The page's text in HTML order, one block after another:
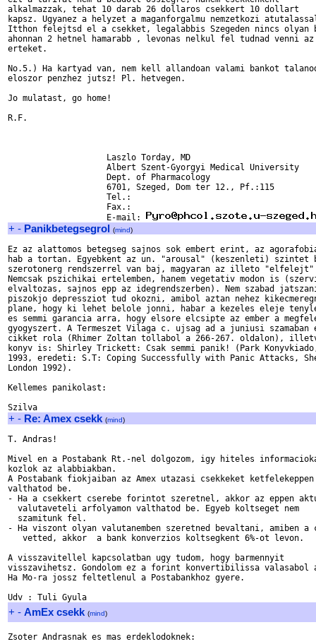
alkalmazzak, tehat 10 darab 26 dollaros csekkert 10 dollart
kapsz. Ugyanez a helyzet a maganforgalmu nemzetkozi
Itthon felejtsd el a csekket, legalabbis Szegeden nincs olyan
ahonnan 2 hetnel hamarabb , levonas nelkul fel tudnad venni
erteket.
No.5.) Ha kartyad van, nem kell allandoan valami bankot
eloszor penzhez jutsz! Pl. hetvegen.
Jo mulatast, go home!
R.F.
                    Laszlo Torday, MD
                    Albert Szent-Gyorgyi Medical University
                    Dept. of Pharmacology
                    6701, Szeged, Dom ter 12., Pf.:115
                    Tel.:
                    Fax.:
                    E-mail:
+ - Panikbetegsegrol (mind)
Ez az alattomos betegseg sajnos sok embert erint, az
hab a tortan. Egyebkent az un. "arousal" (keszenleti) szintet
szerotonerg rendszerrel van baj, magyaran az illeto
Nemcsak pszichikai ertelemben, hanem vegetativ modon is
elvaltozas, sajnos epp az idegrendszerben). Nem szabad
piszokjo depressziot tud okozni, amibol aztan nehez
plane, hogy ki lehet belole jonni, habar a kezeles eleje
es semmi garancia arra, hogy elsore elcsipte az ember a
gyogyszert. A Termeszet Vilaga c. ujsag ad a juniusi szamaban
cikket rola (Rhimer Zoltan tollabol a 266-267. oldalon),
konyv is: Shirley Trickett: Csak semmi panik! (Park
1993, eredeti: S.T: Coping Successfully with Panic Attacks,
London 1992).
Kellemes panikolast:
+ - Re: Amex csekk (mind)
T. Andras!
Mivel en a Postabank Rt.-nel dolgozom, igy hiteles
kozlok az alabbiakban.
A Postabank fiokjaiban az Amex utazasi csekkeket
valthatod be.
- Ha a csekkert cserebe forintot szeretnel, akkor az eppen
  valutaveteli arfolyamon valthatod be. Egyeb koltseget nem
  szamitunk fel.
- Ha viszont olyan valutanemben szeretned bevaltani, amiben a
   vetted, akkor  a bank konverzios koltsegkent 6%-ot levon.
A visszavitellel kapcsolatban ugy tudom, hogy barmennyit
visszavihetsz. Gondolom ez a forint konvertibilissa valasabol
Ha Mo-ra jossz feltetlenul a Postabankhoz gyere.
+ - AmEx csekk (mind)
Zsoter Andrasnak es mas erdeklodoknek: